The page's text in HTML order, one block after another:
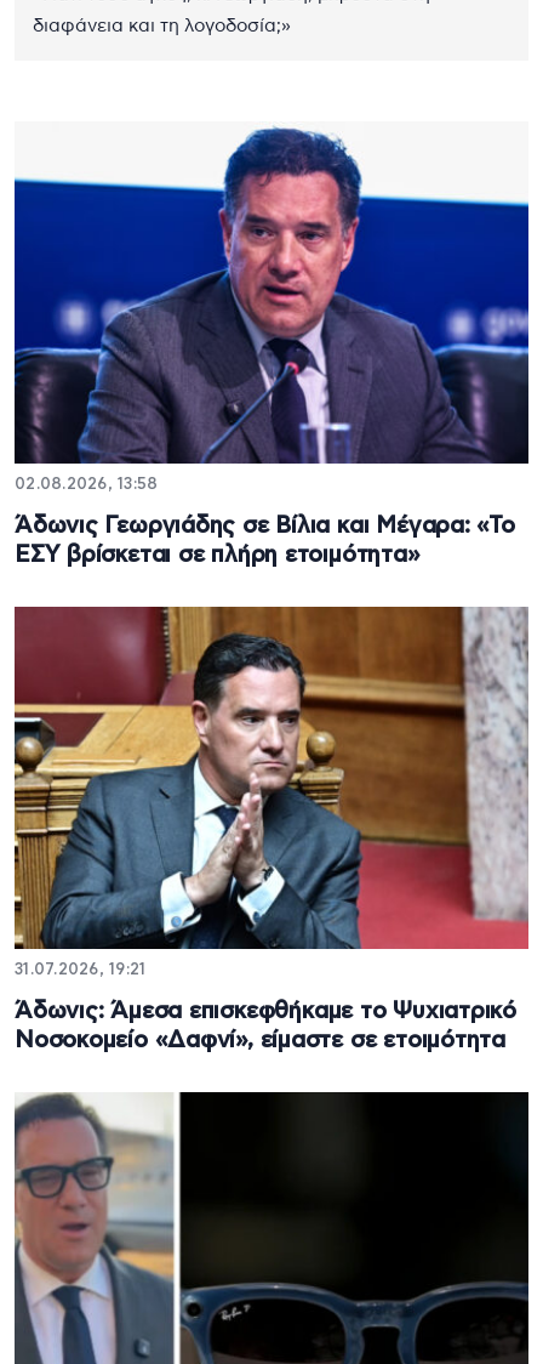
διαφάνεια και τη λογοδοσία;»
02.08.2026, 13:58
Άδωνις Γεωργιάδης σε Βίλια και Μέγαρα: «Το
ΕΣΥ βρίσκεται σε πλήρη ετοιμότητα»
31.07.2026, 19:21
Άδωνις: Άμεσα επισκεφθήκαμε το Ψυχιατρικό
Νοσοκομείο «Δαφνί», είμαστε σε ετοιμότητα